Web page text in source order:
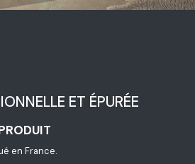
ET ÉPURÉE
en France.